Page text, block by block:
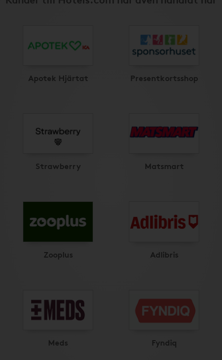
Apotek Hjärtat Presentkortsshop
Strawberry Matsmart
Zooplus Adlibris
Meds Fyndiq